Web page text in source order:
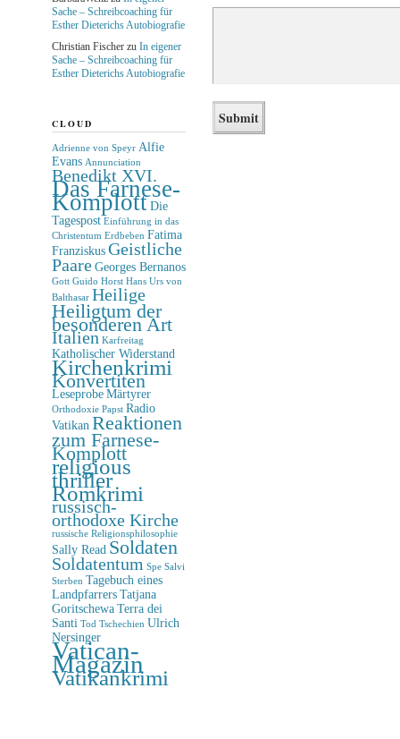
Sache – Schreibcoaching für
Esther Dieterichs Autobiografie
Christian Fischerzu In eigener
Sache – Schreibcoaching für
Esther Dieterichs Autobiografie
CLOUD
Adrienne von Speyr Alfie
Evans Annunciation
Benedikt XVI.
Das Farnese-
Komplott Die
Tagespost Einführung in das
Christentum Erdbeben Fatima
Franziskus Geistliche
Paare Georges Bernanos
Gott Guido Horst Hans Urs von
Balthasar Heilige
Heiligtum der
besonderen Art
Italien Karfreitag
Katholischer Widerstand
Kirchenkrimi
Konvertiten
Leseprobe Märtyrer
Orthodoxie Papst Radio
Vatikan Reaktionen
zum Farnese-
Komplott
religious
thriller
Romkrimi
russisch-
orthodoxe Kirche
russische Religionsphilosophie
Sally Read Soldaten
Soldatentum Spe Salvi
Sterben Tagebuch eines
Landpfarrers Tatjana
Goritschewa Terra dei
Santi Tod Tschechien Ulrich
Nersinger
Vatican-
Magazin
Vatikankrimi